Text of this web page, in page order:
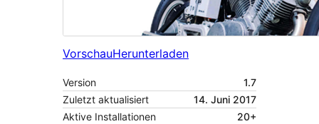
VorschauHerunterladen
Version
1.7
Zuletzt aktualisiert
14. Juni 2017
Aktive Installationen
20+